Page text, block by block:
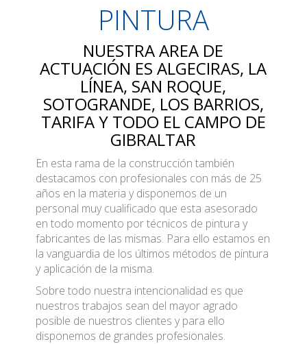
PINTURA
NUESTRA AREA DE
ACTUACIÓN ES ALGECIRAS, LA
LÍNEA, SAN ROQUE,
SOTOGRANDE, LOS BARRIOS,
TARIFA Y TODO EL CAMPO DE
GIBRALTAR
En esta rama de la construcción también
destacamos con profesionales con más de 25
años en la materia y disponemos de un
personal muy cualificado que esta asesorado
en todo momento por técnicos de pintura y
fabricantes de las mismas. Para ello estamos en
la vanguardia de los últimos métodos de pintura
y aplicación de la misma.
Sobre todo nuestra intencionalidad es que
nuestros trabajos sean del mayor agrado
posible de nuestros clientes y para ello
disponemos de grandes profesionales.